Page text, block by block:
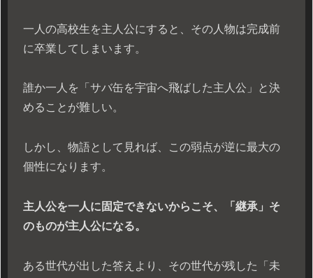
一人の高校生を主人公にすると、その人物は完成前
に卒業してしまいます。
誰か一人を「サバ缶を宇宙へ飛ばした主人公」と決
めることが難しい。
しかし、物語として見れば、この弱点が逆に最大の
個性になります。
主人公を一人に固定できないからこそ、「継承」そ
のものが主人公になる。
ある世代が出した答えより、その世代が残した「未